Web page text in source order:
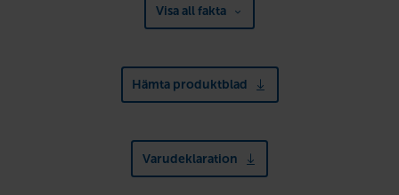
Visa all fakta
Hämta produktblad
Varudeklaration